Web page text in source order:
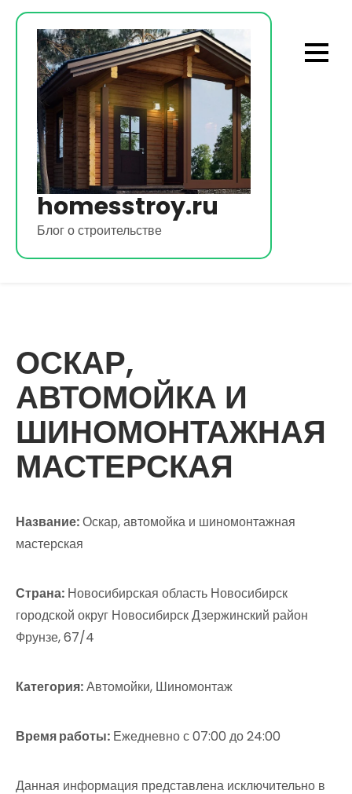
Перейти
содержимому
homesstroy.ru
Блог о строительстве
ОСКАР,
АВТОМОЙКА И
ШИНОМОНТАЖНАЯ
МАСТЕРСКАЯ
Название:Оскар, автомойка и шиномонтажная
мастерская
Страна: Новосибирская область Новосибирск
городской округ Новосибирск Дзержинский район
Фрунзе, 67/4
Категория:Автомойки, Шиномонтаж
Время работы: Ежедневно с 07:00 до 24:00
Данная информация представлена исключительно в